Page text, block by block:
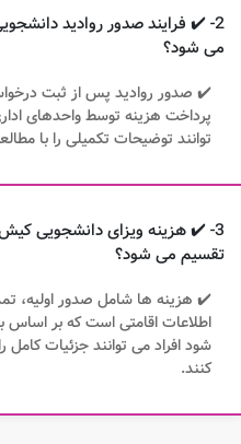
2- ✔️ فرایند صدور روادید
می شود؟
✔️ صدور روادید پس از ثبت
پرداخت هزینه توسط واحدهای
توانند توضیحات تکمیلی را با
3- ✔️ هزینه ویزای دانشجویی
تقسیم می شود؟
✔️ هزینه ها شامل صدور اولیه،
اطلاعات اقامتی است که بر اساس
شود افراد می توانند جزئیات کامل
کنند.